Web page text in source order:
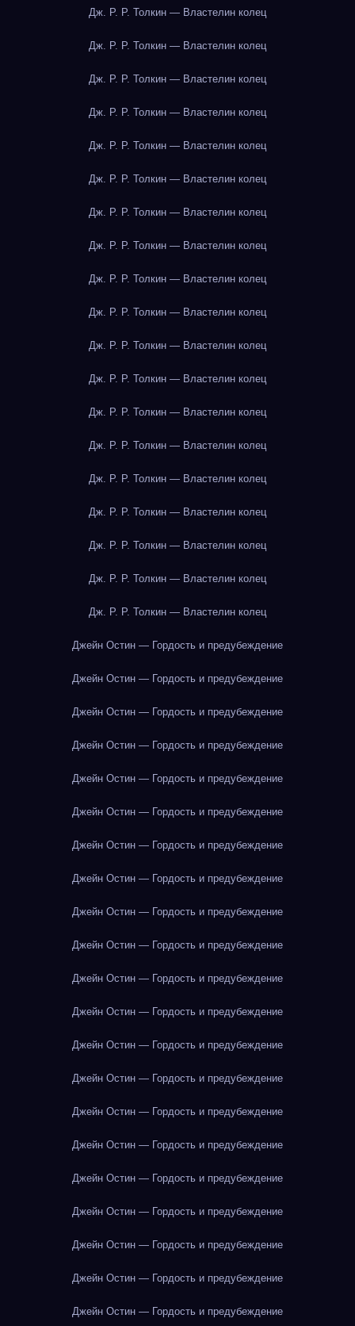
Дж. Р. Р. Толкин — Властелин колец
Дж. Р. Р. Толкин — Властелин колец
Дж. Р. Р. Толкин — Властелин колец
Дж. Р. Р. Толкин — Властелин колец
Дж. Р. Р. Толкин — Властелин колец
Дж. Р. Р. Толкин — Властелин колец
Дж. Р. Р. Толкин — Властелин колец
Дж. Р. Р. Толкин — Властелин колец
Дж. Р. Р. Толкин — Властелин колец
Дж. Р. Р. Толкин — Властелин колец
Дж. Р. Р. Толкин — Властелин колец
Дж. Р. Р. Толкин — Властелин колец
Дж. Р. Р. Толкин — Властелин колец
Дж. Р. Р. Толкин — Властелин колец
Дж. Р. Р. Толкин — Властелин колец
Дж. Р. Р. Толкин — Властелин колец
Дж. Р. Р. Толкин — Властелин колец
Дж. Р. Р. Толкин — Властелин колец
Дж. Р. Р. Толкин — Властелин колец
Джейн Остин — Гордость и предубеждение
Джейн Остин — Гордость и предубеждение
Джейн Остин — Гордость и предубеждение
Джейн Остин — Гордость и предубеждение
Джейн Остин — Гордость и предубеждение
Джейн Остин — Гордость и предубеждение
Джейн Остин — Гордость и предубеждение
Джейн Остин — Гордость и предубеждение
Джейн Остин — Гордость и предубеждение
Джейн Остин — Гордость и предубеждение
Джейн Остин — Гордость и предубеждение
Джейн Остин — Гордость и предубеждение
Джейн Остин — Гордость и предубеждение
Джейн Остин — Гордость и предубеждение
Джейн Остин — Гордость и предубеждение
Джейн Остин — Гордость и предубеждение
Джейн Остин — Гордость и предубеждение
Джейн Остин — Гордость и предубеждение
Джейн Остин — Гордость и предубеждение
Джейн Остин — Гордость и предубеждение
Джейн Остин — Гордость и предубеждение